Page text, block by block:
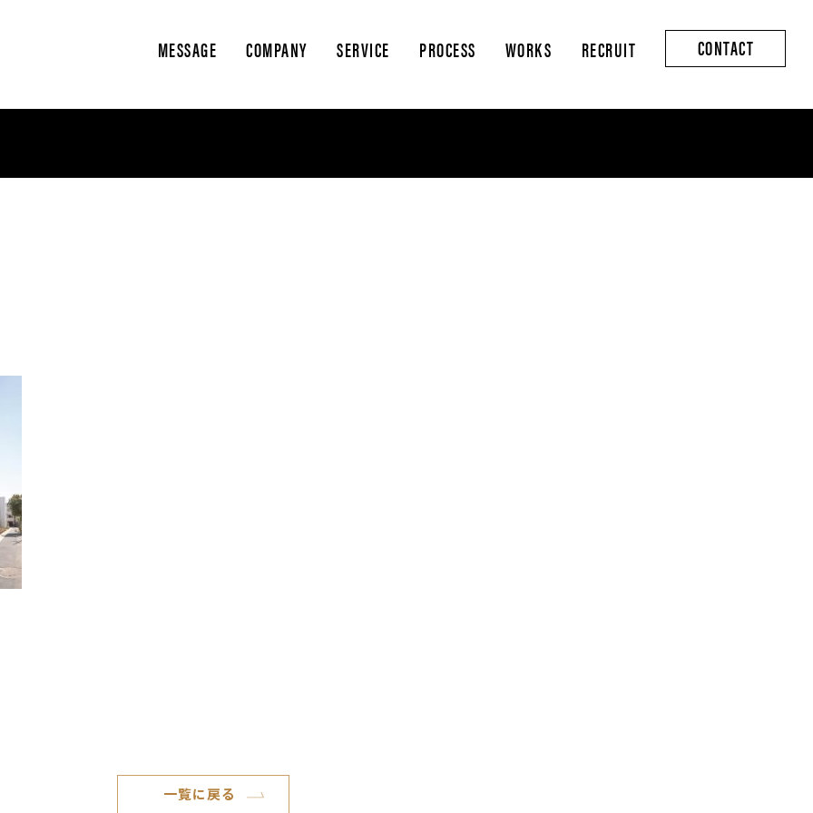
MESSAGE COMPANY SERVICE PROCESS WORKS RECRUIT CONTACT
一覧に戻る